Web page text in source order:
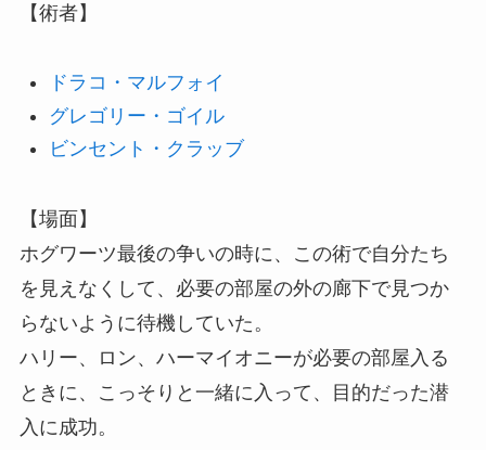
【術者】
ドラコ・マルフォイ
グレゴリー・ゴイル
ビンセント・クラッブ
【場面】
ホグワーツ最後の争いの時に、この術で自分たち
を見えなくして、必要の部屋の外の廊下で見つか
らないように待機していた。
ハリー、ロン、ハーマイオニーが必要の部屋入る
ときに、こっそりと一緒に入って、目的だった潜
入に成功。